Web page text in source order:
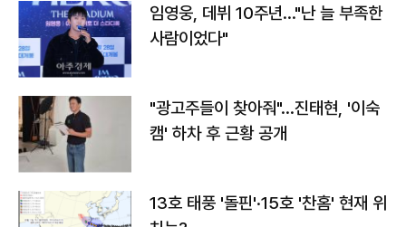
임영웅, 데뷔 10주년…"난 늘 부족한
사람이었다"
"광고주들이 찾아줘"…진태현, '이숙
캠' 하차 후 근황 공개
13호 태풍 '돌핀'·15호 '찬홈' 현재 위